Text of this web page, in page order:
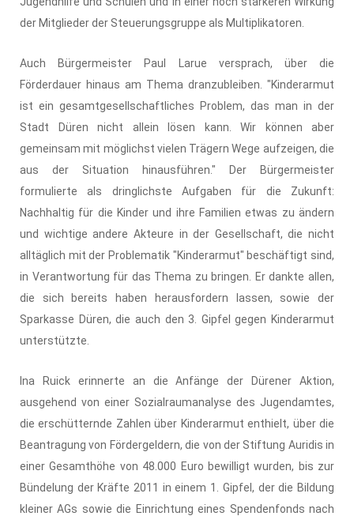
der Mitglieder der Steuerungsgruppe als Multiplikatoren.
Auch Bürgermeister Paul Larue versprach, über die
Förderdauer hinaus am Thema dranzubleiben. "Kinderarmut
ist ein gesamtgesellschaftliches Problem, das man in der
Stadt Düren nicht allein lösen kann. Wir können aber
gemeinsam mit möglichst vielen Trägern Wege aufzeigen, die
aus der Situation hinausführen." Der Bürgermeister
formulierte als dringlichste Aufgaben für die Zukunft:
Nachhaltig für die Kinder und ihre Familien etwas zu ändern
und wichtige andere Akteure in der Gesellschaft, die nicht
alltäglich mit der Problematik "Kinderarmut" beschäftigt sind,
in Verantwortung für das Thema zu bringen. Er dankte allen,
die sich bereits haben herausfordern lassen, sowie der
Sparkasse Düren, die auch den 3. Gipfel gegen Kinderarmut
unterstützte.
Ina Ruick erinnerte an die Anfänge der Dürener Aktion,
ausgehend von einer Sozialraumanalyse des Jugendamtes,
die erschütternde Zahlen über Kinderarmut enthielt, über die
Beantragung von Fördergeldern, die von der Stiftung Auridis in
einer Gesamthöhe von 48.000 Euro bewilligt wurden, bis zur
Bündelung der Kräfte 2011 in einem 1. Gipfel, der die Bildung
kleiner AGs sowie die Einrichtung eines Spendenfonds nach